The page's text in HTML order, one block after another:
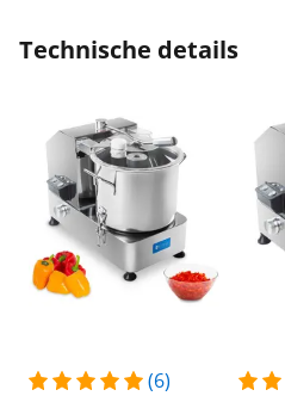
Technische details
(6)